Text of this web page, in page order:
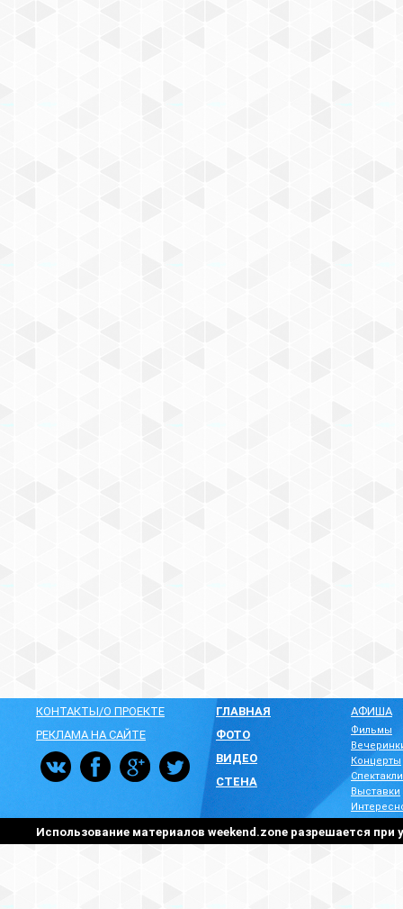
КОНТАКТЫ/О ПРОЕКТЕ
РЕКЛАМА НА САЙТЕ
ГЛАВНАЯ
ФОТО
ВИДЕО
СТЕНА
АФИША
Фильмы
Концерты
Спектакли
Выставки
Использование материалов weekend.zone разрешается